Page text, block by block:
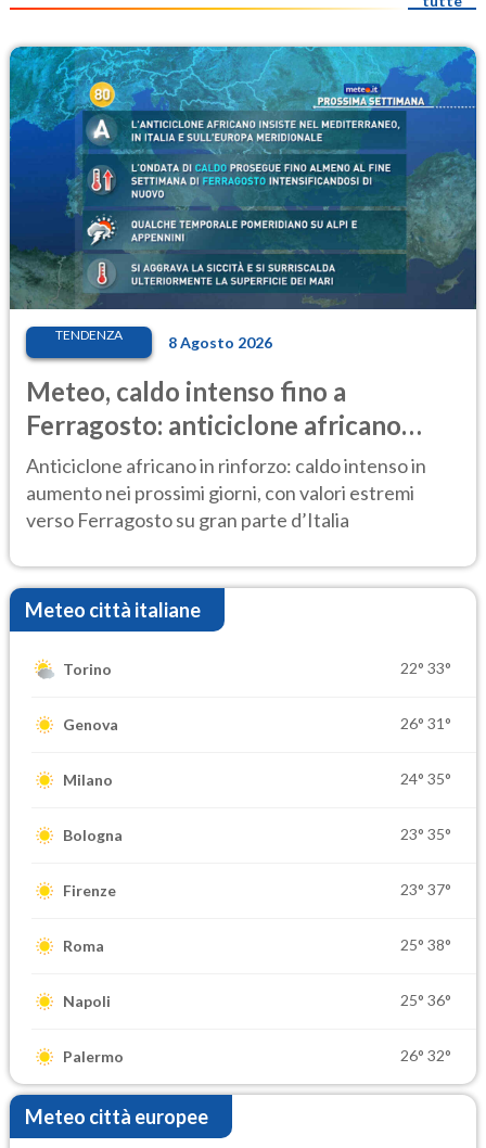
TENDENZA 8 Agosto 2026
Meteo, caldo intenso fino a
Ferragosto: anticiclone africano
ancora protagonista
Anticiclone africano in rinforzo: caldo intenso in
aumento nei prossimi giorni, con valori estremi
verso Ferragosto su gran parte d’Italia
Meteo città italiane
Torino 22° 33°
Genova 26° 31°
Milano 24° 35°
Bologna 23° 35°
Firenze 23° 37°
Roma 25° 38°
Napoli 25° 36°
Palermo 26° 32°
Meteo città europee